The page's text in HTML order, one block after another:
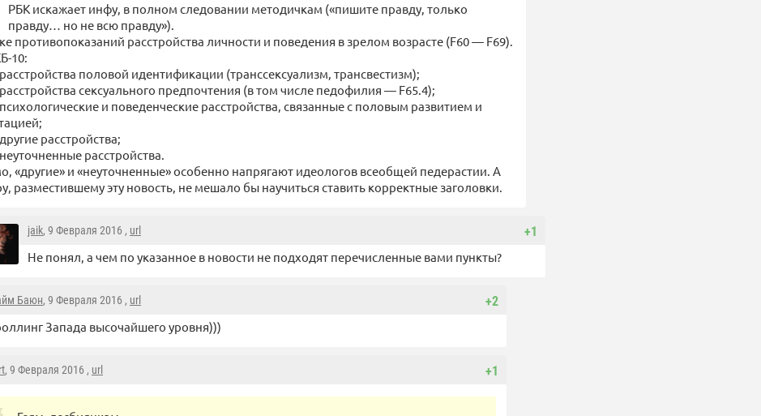
РБК искажает инфу, в полном следовании методичкам («пишите правду, только
правду… но не всю правду»).
противопоказаний расстройства личности и поведения в зрелом возрасте (F60 — F69).
10:
половой идентификации (транссексуализм, трансвестизм);
сексуального предпочтения (в том числе педофилия — F65.4);
и поведенческие расстройства, связанные с половым развитием и
расстройства;
расстройства.
«другие» и «неуточненные» особенно напрягают идеологов всеобщей педерастии. А
разместившему эту новость, не мешало бы научиться ставить корректные заголовки.
+1
jaik, 9 Февраля 2016 , url
Не понял, а чем по указанное в новости не подходят перечисленные вами пункты?
+2
Баюн, 9 Февраля 2016 , url
Запада высочайшего уровня)))
+1
, 9 Февраля 2016 , url